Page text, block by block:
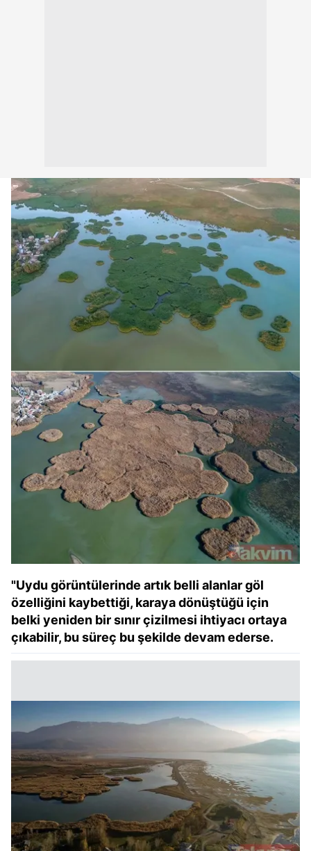
"Uydu görüntülerinde artık belli alanlar göl
özelliğini kaybettiği, karaya dönüştüğü için
belki yeniden bir sınır çizilmesi ihtiyacı ortaya
çıkabilir, bu süreç bu şekilde devam ederse.